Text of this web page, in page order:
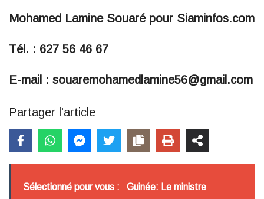
Mohamed Lamine Souaré pour Siaminfos.com
Tél. : 627 56 46 67
E-mail : souaremohamedlamine56@gmail.com
Partager l'article
Sélectionné pour vous : Guinée: Le ministre